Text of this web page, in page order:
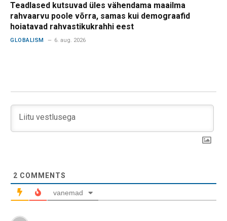
Teadlased kutsuvad üles vähendama maailma
rahvaarvu poole võrra, samas kui demograafid
hoiatavad rahvastikukrahhi eest
GLOBALISM 6. aug. 2026
2 COMMENTS
vanemad